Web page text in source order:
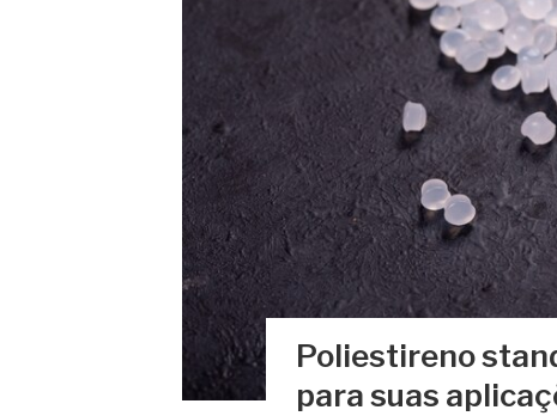
Poliestireno
para suas